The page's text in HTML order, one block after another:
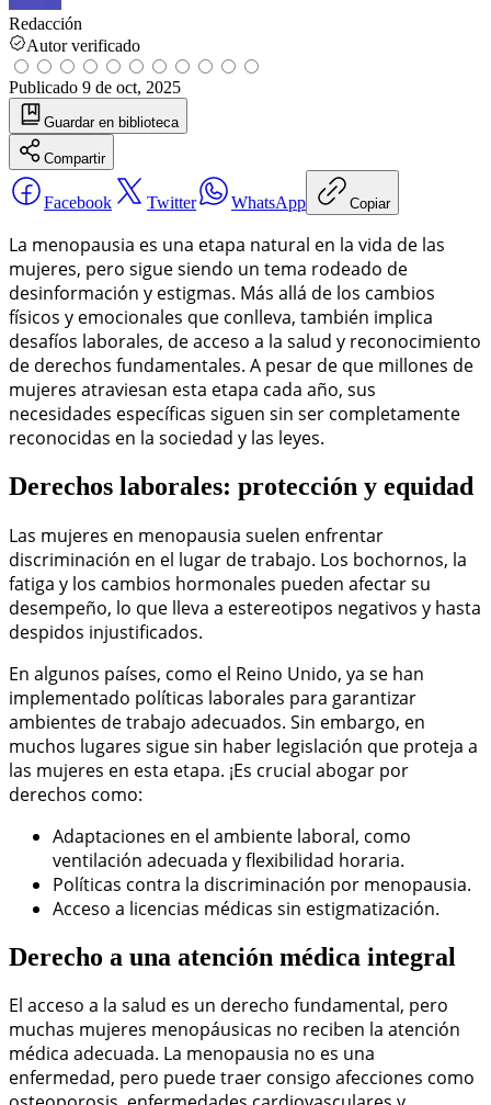
Redacción
Autor verificado
Publicado 9 de oct, 2025
Guardar en biblioteca
Compartir
Facebook Twitter WhatsApp Copiar
La menopausia es una etapa natural en la vida de las
mujeres, pero sigue siendo un tema rodeado de
desinformación y estigmas. Más allá de los cambios
físicos y emocionales que conlleva, también implica
desafíos laborales, de acceso a la salud y reconocimiento
de derechos fundamentales. A pesar de que millones de
mujeres atraviesan esta etapa cada año, sus
necesidades específicas siguen sin ser completamente
reconocidas en la sociedad y las leyes.
Derechos laborales: protección y equidad
Las mujeres en menopausia suelen enfrentar
discriminación en el lugar de trabajo. Los bochornos, la
fatiga y los cambios hormonales pueden afectar su
desempeño, lo que lleva a estereotipos negativos y hasta
despidos injustificados.
En algunos países, como el Reino Unido, ya se han
implementado políticas laborales para garantizar
ambientes de trabajo adecuados. Sin embargo, en
muchos lugares sigue sin haber legislación que proteja a
las mujeres en esta etapa. ¡Es crucial abogar por
derechos como:
Adaptaciones en el ambiente laboral, como
ventilación adecuada y flexibilidad horaria.
Políticas contra la discriminación por menopausia.
Acceso a licencias médicas sin estigmatización.
Derecho a una atención médica integral
El acceso a la salud es un derecho fundamental, pero
muchas mujeres menopáusicas no reciben la atención
médica adecuada. La menopausia no es una
enfermedad, pero puede traer consigo afecciones como